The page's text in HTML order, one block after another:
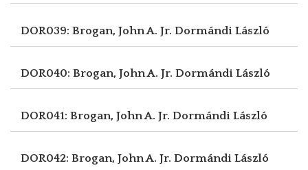
DOR039: Brogan, John A. Jr. Dormándi László
DOR040: Brogan, John A. Jr. Dormándi László
DOR041: Brogan, John A. Jr. Dormándi László
DOR042: Brogan, John A. Jr. Dormándi László